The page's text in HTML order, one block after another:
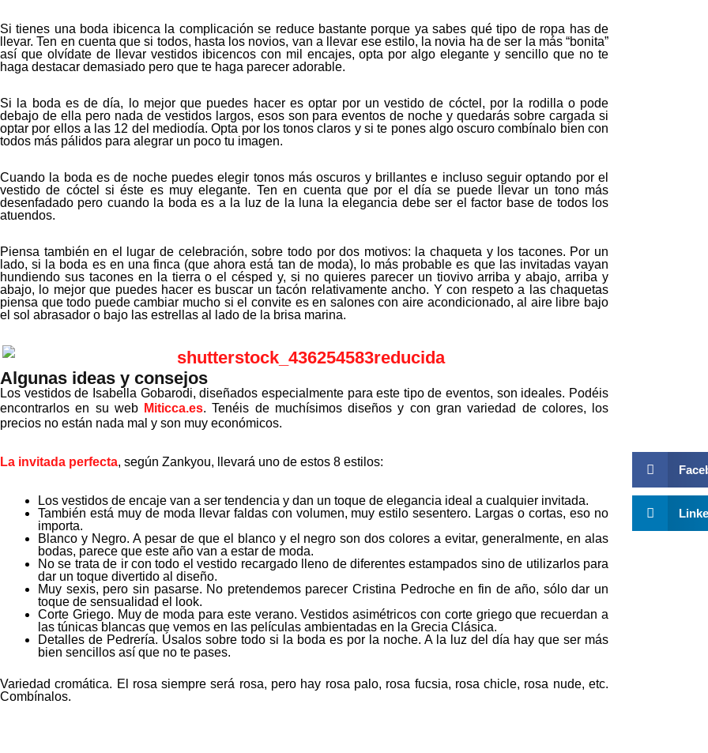
Si tienes una boda ibicenca la complicación se reduce bastante porque ya sabes qué tipo de ropa has de
llevar. Ten en cuenta que si todos, hasta los novios, van a llevar ese estilo, la novia ha de ser la más “bonita”
así que olvídate de llevar vestidos ibicencos con mil encajes, opta por algo elegante y sencillo que no te
haga destacar demasiado pero que te haga parecer adorable.
Si la boda es de día, lo mejor que puedes hacer es optar por un vestido de cóctel, por la rodilla o pode
debajo de ella pero nada de vestidos largos, esos son para eventos de noche y quedarás sobre cargada si
optar por ellos a las 12 del mediodía. Opta por los tonos claros y si te pones algo oscuro combínalo bien con
todos más pálidos para alegrar un poco tu imagen.
Cuando la boda es de noche puedes elegir tonos más oscuros y brillantes e incluso seguir optando por el
vestido de cóctel si éste es muy elegante. Ten en cuenta que por el día se puede llevar un tono más
desenfadado pero cuando la boda es a la luz de la luna la elegancia debe ser el factor base de todos los
atuendos.
Piensa también en el lugar de celebración, sobre todo por dos motivos: la chaqueta y los tacones. Por un
lado, si la boda es en una finca (que ahora está tan de moda), lo más probable es que las invitadas vayan
hundiendo sus tacones en la tierra o el césped y, si no quieres parecer un tiovivo arriba y abajo, arriba y
abajo, lo mejor que puedes hacer es buscar un tacón relativamente ancho. Y con respeto a las chaquetas
piensa que todo puede cambiar mucho si el convite es en salones con aire acondicionado, al aire libre bajo
el sol abrasador o bajo las estrellas al lado de la brisa marina.
Algunas ideas y consejos
Los vestidos de Isabella Gobarodi, diseñados especialmente para este tipo de eventos, son ideales. Podéis
encontrarlos en su web Miticca.es. Tenéis de muchísimos diseños y con gran variedad de colores, los
precios no están nada mal y son muy económicos.
La invitada perfecta, según Zankyou, llevará uno de estos 8 estilos:
Los vestidos de encaje van a ser tendencia y dan un toque de elegancia ideal a cualquier invitada.
También está muy de moda llevar faldas con volumen, muy estilo sesentero. Largas o cortas, eso no
importa.
Blanco y Negro. A pesar de que el blanco y el negro son dos colores a evitar, generalmente, en alas
bodas, parece que este año van a estar de moda.
No se trata de ir con todo el vestido recargado lleno de diferentes estampados sino de utilizarlos para
dar un toque divertido al diseño.
Muy sexis, pero sin pasarse. No pretendemos parecer Cristina Pedroche en fin de año, sólo dar un
toque de sensualidad el look.
Corte Griego. Muy de moda para este verano. Vestidos asimétricos con corte griego que recuerdan a
las túnicas blancas que vemos en las películas ambientadas en la Grecia Clásica.
Detalles de Pedrería. Úsalos sobre todo si la boda es por la noche. A la luz del día hay que ser más
bien sencillos así que no te pases.
Variedad cromática. El rosa siempre será rosa, pero hay rosa palo, rosa fucsia, rosa chicle, rosa nude, etc.
Combínalos.